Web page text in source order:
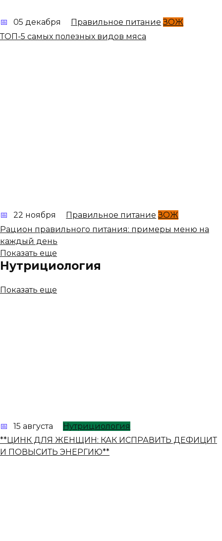
05 декабря Правильное питание ЗОЖ
ТОП-5 самых полезных видов мяса
22 ноября Правильное питание ЗОЖ
Рацион правильного питания: примеры меню на
каждый день
Показать еще
Нутрициология
Показать еще
15 августа
Нутрициология
**ЦИНК ДЛЯ ЖЕНЩИН: КАК ИСПРАВИТЬ ДЕФИЦИТ
И ПОВЫСИТЬ ЭНЕРГИЮ**